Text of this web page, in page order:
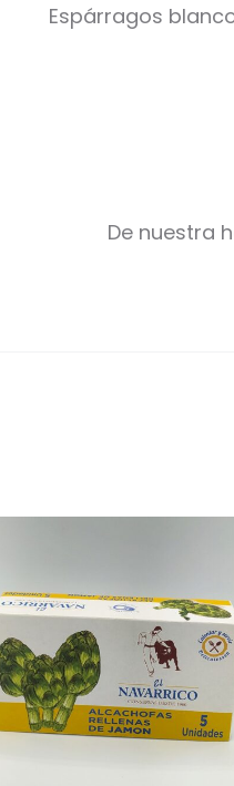
Espárragos
De nuestra